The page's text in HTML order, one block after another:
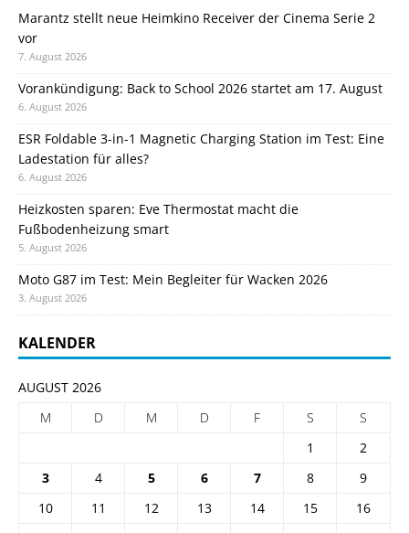
Marantz stellt neue Heimkino Receiver der Cinema Serie 2
vor
7. August 2026
Vorankündigung: Back to School 2026 startet am 17. August
6. August 2026
ESR Foldable 3-in-1 Magnetic Charging Station im Test: Eine
Ladestation für alles?
6. August 2026
Heizkosten sparen: Eve Thermostat macht die
Fußbodenheizung smart
5. August 2026
Moto G87 im Test: Mein Begleiter für Wacken 2026
3. August 2026
KALENDER
AUGUST 2026
M
D M D F S
S
1
2
3
4 5 6 7 8
9
10
11 12 13 14 15
16